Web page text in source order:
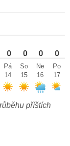
0 0 0 0
Pá
14
So
15
Ne
16
Po
17
příštích